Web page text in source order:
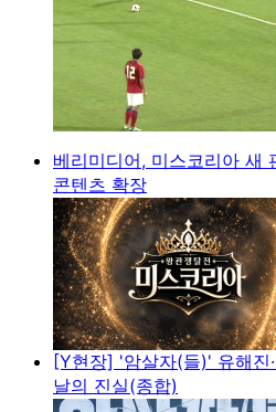
베리미디어, 미스코리아 새
콘텐츠 확장
[Y현장] '암살자(들)' 유해진
날의 진실(종합)